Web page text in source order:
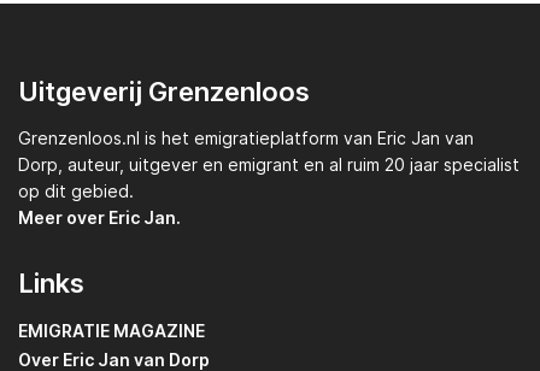
Uitgeverij Grenzenloos
Grenzenloos.nl is het emigratieplatform van Eric Jan van
Dorp, auteur, uitgever en emigrant en al ruim 20 jaar specialist
op dit gebied.
Meer over Eric Jan.
Links
EMIGRATIE MAGAZINE
Over Eric Jan van Dorp